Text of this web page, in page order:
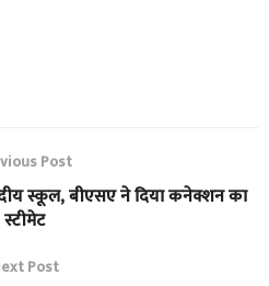
Post
स्कूल, बीएसए ने दिया कनेक्शन का
स्टीमेट
Post